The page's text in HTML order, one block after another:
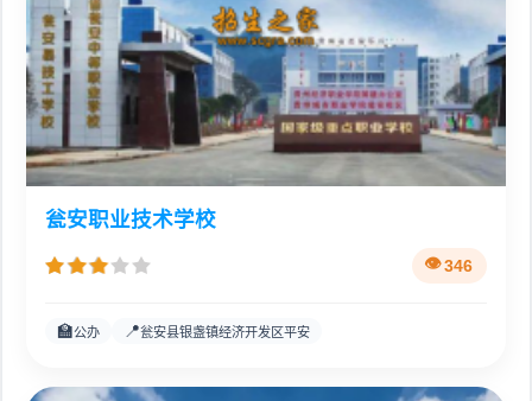
瓮安职业技术学校
346
🏫公办 📍瓮安县银盏镇经济开发区平安